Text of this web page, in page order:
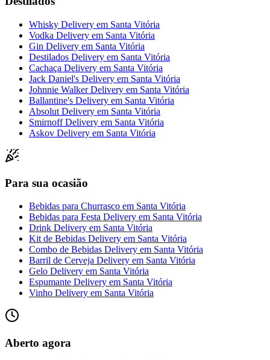
Whisky Delivery em Santa Vitória
Vodka Delivery em Santa Vitória
Gin Delivery em Santa Vitória
Destilados Delivery em Santa Vitória
Cachaça Delivery em Santa Vitória
Jack Daniel's Delivery em Santa Vitória
Johnnie Walker Delivery em Santa Vitória
Ballantine's Delivery em Santa Vitória
Absolut Delivery em Santa Vitória
Smirnoff Delivery em Santa Vitória
Askov Delivery em Santa Vitória
Para sua ocasião
Bebidas para Churrasco em Santa Vitória
Bebidas para Festa Delivery em Santa Vitória
Drink Delivery em Santa Vitória
Kit de Bebidas Delivery em Santa Vitória
Combo de Bebidas Delivery em Santa Vitória
Barril de Cerveja Delivery em Santa Vitória
Gelo Delivery em Santa Vitória
Espumante Delivery em Santa Vitória
Vinho Delivery em Santa Vitória
Aberto agora